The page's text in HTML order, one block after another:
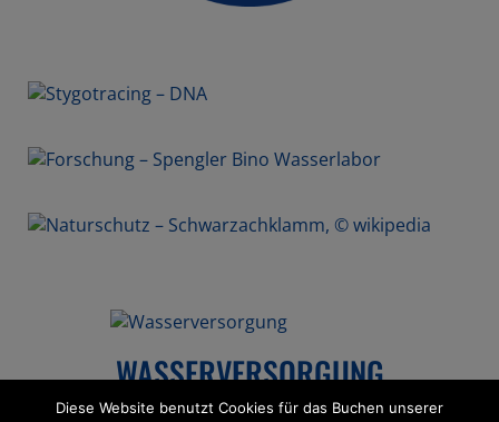
WASSER­VER­SOR­GUNG
Diese Website benutzt Cookies für das Buchen unserer